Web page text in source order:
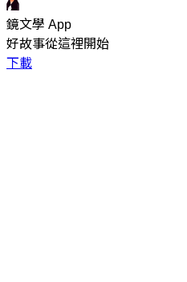
鏡文學 App
好故事從這裡開始
下載